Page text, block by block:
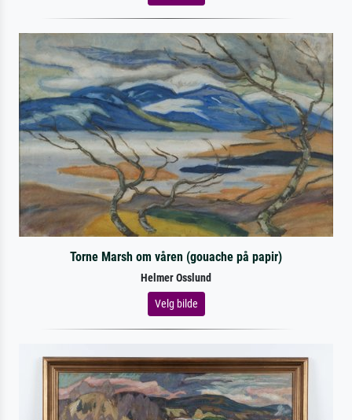
Torne Marsh om våren (gouache på papir)
Helmer Osslund
Velg bilde